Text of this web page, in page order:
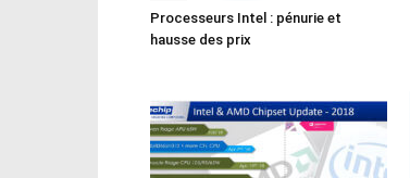
Processeurs Intel : pénurie et
hausse des prix